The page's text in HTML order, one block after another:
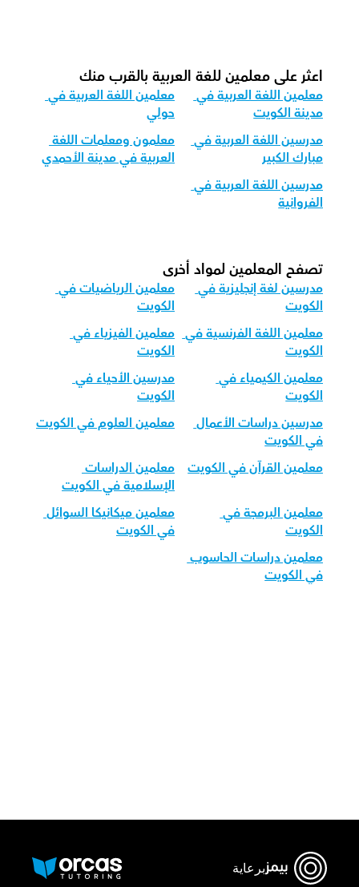
اعثر على معلمين للغة العربية بالقرب منك
معلمين اللغة العربية في
مدينة الكويت
معلمين اللغة العربية في
حولي
مدرسين اللغة العربية في
مبارك الكبير
معلمون ومعلمات اللغة
العربية في مدينة الأحمدي
مدرسين اللغة العربية في
الفروانية
تصفح المعلمين لمواد أخرى
مدرسين لغة إنجليزية في
الكويت
معلمين الرياضيات في
الكويت
معلمين اللغة الفرنسية في
الكويت
معلمين الفيزياء في
الكويت
معلمين الكيمياء في
الكويت
مدرسين الأحياء في
الكويت
مدرسين دراسات الأعمال
في الكويت
معلمين العلوم في الكويت
معلمين القرآن في الكويت
معلمين الدراسات
الإسلامية في الكويت
معلمين البرمجة في
الكويت
معلمين ميكانيكا السوائل
في الكويت
معلمين دراسات الحاسوب
في الكويت
قم بتحميل تطبيق أوركاس
برعاية